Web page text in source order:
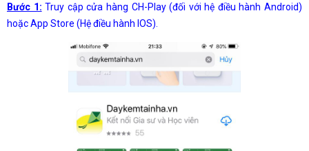
Bước 1: Truy cập cửa hàng CH-Play (đối với hệ điều hành Android)
hoặc App Store (Hệ điều hành IOS).